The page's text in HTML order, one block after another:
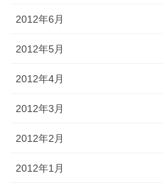
2012年6月
2012年5月
2012年4月
2012年3月
2012年2月
2012年1月